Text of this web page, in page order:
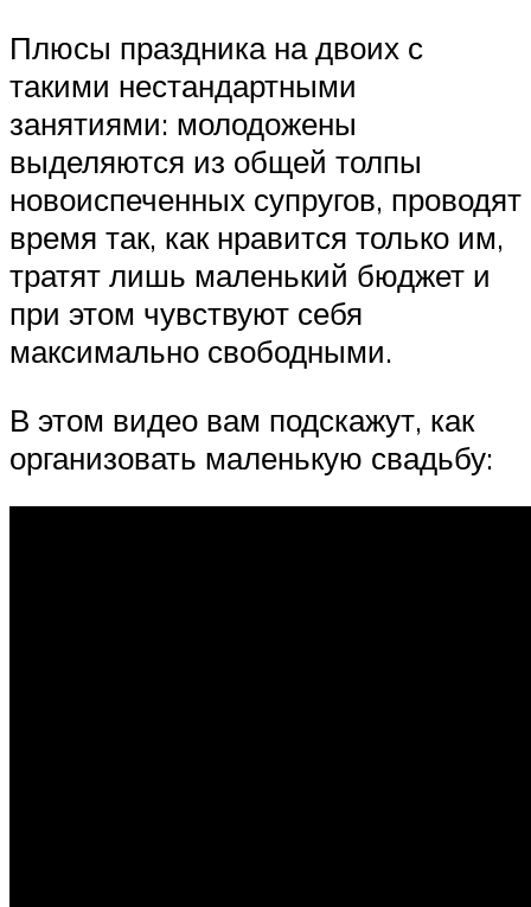
Плюсы праздника на двоих с
такими нестандартными
занятиями: молодожены
выделяются из общей толпы
новоиспеченных супругов, проводят
время так, как нравится только им,
тратят лишь маленький бюджет и
при этом чувствуют себя
максимально свободными.
В этом видео вам подскажут, как
организовать маленькую свадьбу: